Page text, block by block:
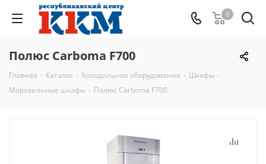
0
Полюс Сarboma F700
Главная - Каталог - Холодильное оборудование - Шкафы -
Морозильные шкафы - Полюс Сarboma F700